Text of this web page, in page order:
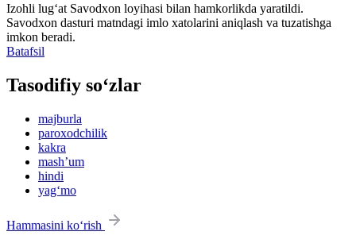
Izohli lugʻat Savodxon loyihasi bilan hamkorlikda yaratildi.
Savodxon dasturi matndagi imlo xatolarini aniqlash va tuzatishga
imkon beradi.
Batafsil
Tasodifiy so‘zlar
majburla
paroxodchilik
kakra
mashʼum
hindi
yag‘mo
Hammasini ko‘rish